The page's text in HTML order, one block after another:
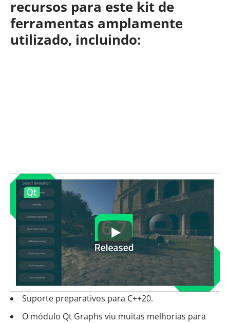
recursos para este kit de
ferramentas amplamente
utilizado, incluindo:
Suporte preparativos para C++20.
O módulo Qt Graphs viu muitas melhorias para